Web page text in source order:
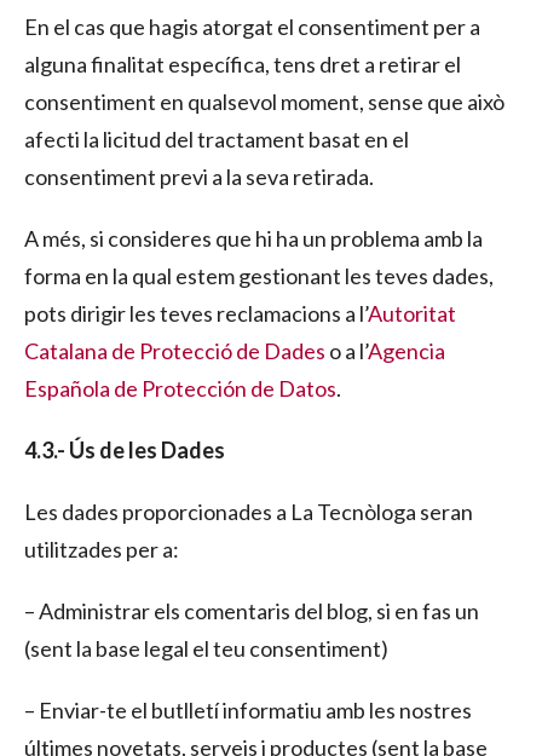
En el cas que hagis atorgat el consentiment per a
alguna finalitat específica, tens dret a retirar el
consentiment en qualsevol moment, sense que això
afecti la licitud del tractament basat en el
consentiment previ a la seva retirada.
A més, si consideres que hi ha un problema amb la
forma en la qual estem gestionant les teves dades,
pots dirigir les teves reclamacions a l’Autoritat
Catalana de Protecció de Dades o a l’Agencia
Española de Protección de Datos.
4.3.- Ús de les Dades
Les dades proporcionades a La Tecnòloga seran
utilitzades per a:
– Administrar els comentaris del blog, si en fas un
(sent la base legal el teu consentiment)
– Enviar-te el butlletí informatiu amb les nostres
últimes novetats, serveis i productes (sent la base